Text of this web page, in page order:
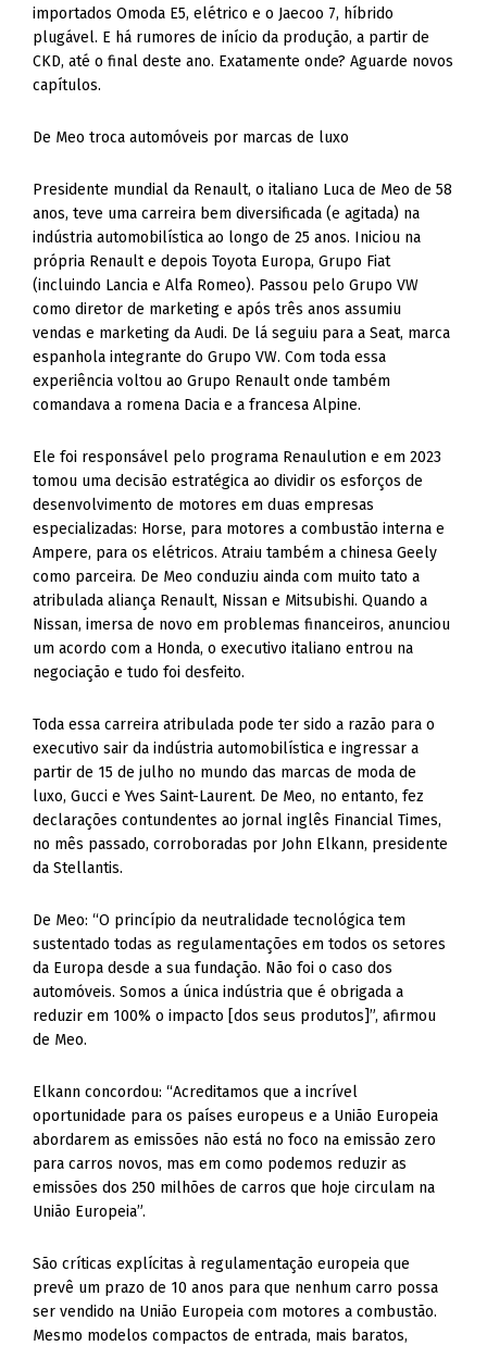
importados Omoda E5, elétrico e o Jaecoo 7, híbrido
plugável. E há rumores de início da produção, a partir de
CKD, até o final deste ano. Exatamente onde? Aguarde novos
capítulos.
De Meo troca automóveis por marcas de luxo
Presidente mundial da Renault, o italiano Luca de Meo de 58
anos, teve uma carreira bem diversificada (e agitada) na
indústria automobilística ao longo de 25 anos. Iniciou na
própria Renault e depois Toyota Europa, Grupo Fiat
(incluindo Lancia e Alfa Romeo). Passou pelo Grupo VW
como diretor de marketing e após três anos assumiu
vendas e marketing da Audi. De lá seguiu para a Seat, marca
espanhola integrante do Grupo VW. Com toda essa
experiência voltou ao Grupo Renault onde também
comandava a romena Dacia e a francesa Alpine.
Ele foi responsável pelo programa Renaulution e em 2023
tomou uma decisão estratégica ao dividir os esforços de
desenvolvimento de motores em duas empresas
especializadas: Horse, para motores a combustão interna e
Ampere, para os elétricos. Atraiu também a chinesa Geely
como parceira. De Meo conduziu ainda com muito tato a
atribulada aliança Renault, Nissan e Mitsubishi. Quando a
Nissan, imersa de novo em problemas financeiros, anunciou
um acordo com a Honda, o executivo italiano entrou na
negociação e tudo foi desfeito.
Toda essa carreira atribulada pode ter sido a razão para o
executivo sair da indústria automobilística e ingressar a
partir de 15 de julho no mundo das marcas de moda de
luxo, Gucci e Yves Saint-Laurent. De Meo, no entanto, fez
declarações contundentes ao jornal inglês Financial Times,
no mês passado, corroboradas por John Elkann, presidente
da Stellantis.
De Meo: “O princípio da neutralidade tecnológica tem
sustentado todas as regulamentações em todos os setores
da Europa desde a sua fundação. Não foi o caso dos
automóveis. Somos a única indústria que é obrigada a
reduzir em 100% o impacto [dos seus produtos]”, afirmou
de Meo.
Elkann concordou: “Acreditamos que a incrível
oportunidade para os países europeus e a União Europeia
abordarem as emissões não está no foco na emissão zero
para carros novos, mas em como podemos reduzir as
emissões dos 250 milhões de carros que hoje circulam na
União Europeia”.
São críticas explícitas à regulamentação europeia que
prevê um prazo de 10 anos para que nenhum carro possa
ser vendido na União Europeia com motores a combustão.
Mesmo modelos compactos de entrada, mais baratos,